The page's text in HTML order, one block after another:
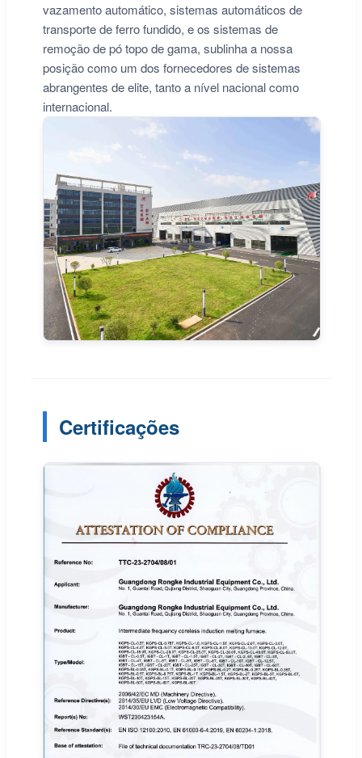
vazamento automático, sistemas automáticos de
transporte de ferro fundido, e os sistemas de
remoção de pó topo de gama, sublinha a nossa
posição como um dos fornecedores de sistemas
abrangentes de elite, tanto a nível nacional como
internacional.
Certificações